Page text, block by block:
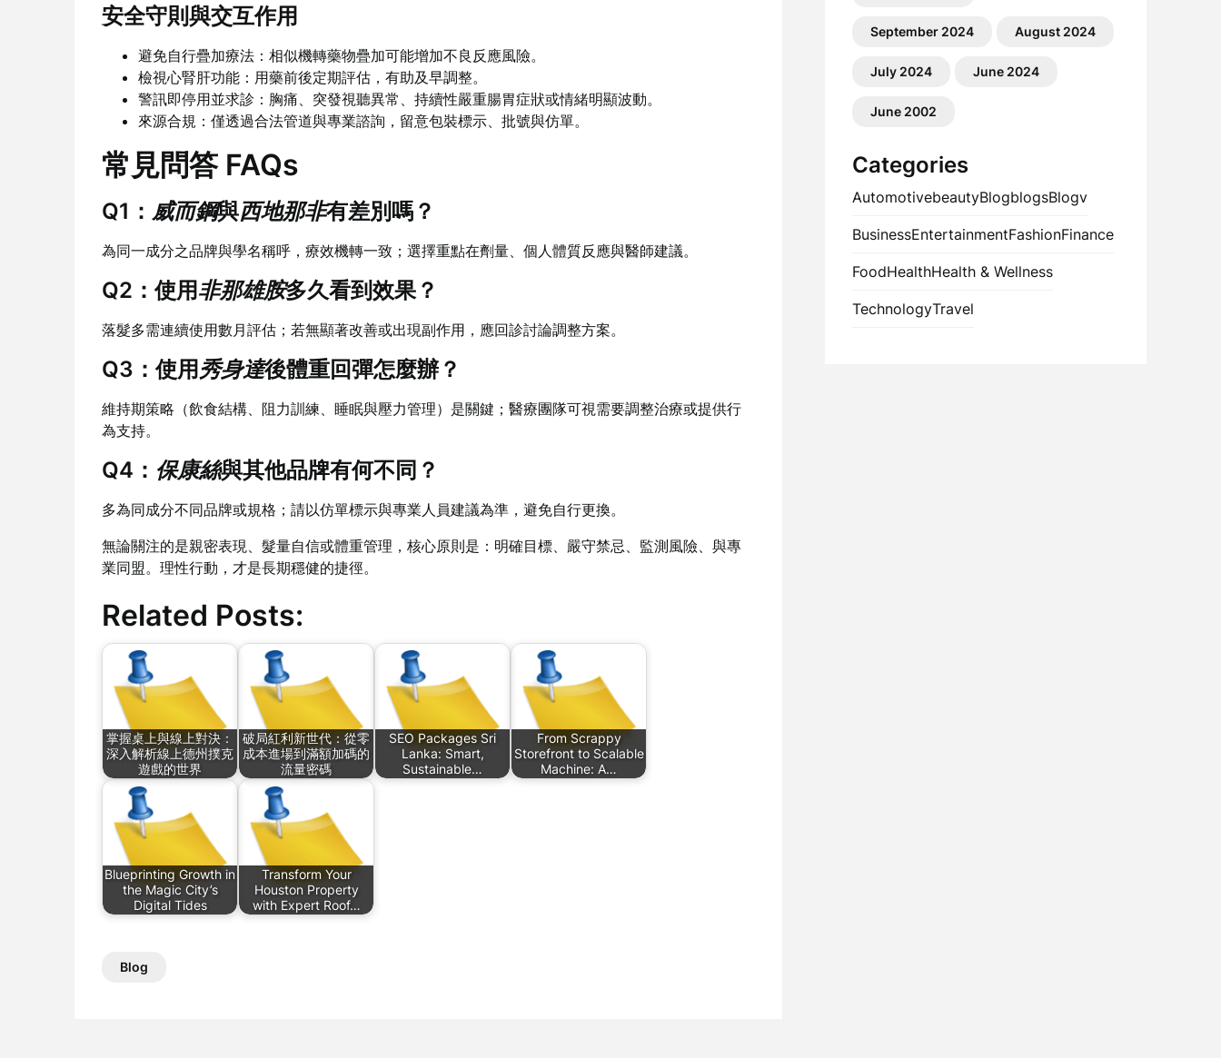
安全守則與交互作用
避免自行疊加療法：相似機轉藥物疊加可能增加不良反應風險。
檢視心腎肝功能：用藥前後定期評估，有助及早調整。
警訊即停用並求診：胸痛、突發視聽異常、持續性嚴重腸胃症狀或情緒明顯波動。
來源合規：僅透過合法管道與專業諮詢，留意包裝標示、批號與仿單。
常見問答 FAQs
Q1： 威而鋼與西地那非有差別嗎？
為同一成分之品牌與學名稱呼，療效機轉一致；選擇重點在劑量、個人體質反應與醫師建議。
Q2：使用非那雄胺多久看到效果？
落髮多需連續使用數月評估；若無顯著改善或出現副作用，應回診討論調整方案。
Q3：使用 秀身達後體重回彈怎麼辦？
維持期策略（飲食結構、阻力訓練、睡眠與壓力管理）是關鍵；醫療團隊可視需要調整治療或提供行
為支持。
Q4： 保康絲與其他品牌有何不同？
多為同成分不同品牌或規格；請以仿單標示與專業人員建議為準，避免自行更換。
無論關注的是親密表現、髮量自信或體重管理，核心原則是：明確目標、嚴守禁忌、監測風險、與專
業同盟。理性行動，才是長期穩健的捷徑。
Related Posts:
掌握桌上與線上對決：
深入解析線上德州撲克
遊戲的世界
破局紅利新世代：從零
成本進場到滿額加碼的
流量密碼
SEO Packages Sri
Lanka: Smart,
Sustainable…
From Scrappy
Storefront to Scalable
Machine: A…
Blueprinting Growth in
the Magic City’s
Digital Tides
Transform Your
Houston Property
with Expert Roof…
Blog
September 2024 August 2024
July 2024 June 2024
June 2002
Categories
AutomotivebeautyBlogblogsBlogv
BusinessEntertainmentFashionFinance
FoodHealthHealth & Wellness
TechnologyTravel